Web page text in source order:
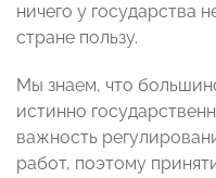
ничего у государства
стране пользу.
Мы знаем, что
истинно
важность
работ, поэтому